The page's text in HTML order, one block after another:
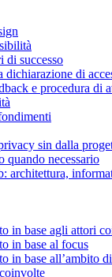
di successo
dichiarazione di
e procedura di
sin dalla
quando necessario
architettura,
in base agli attori
in base al focus
in base all’ambito